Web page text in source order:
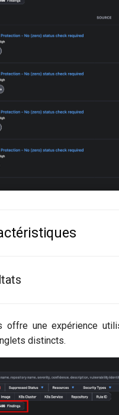
offre une expérience
distincts.